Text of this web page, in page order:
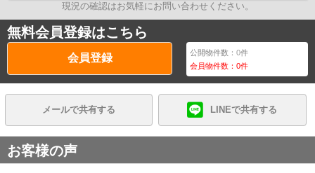
現況の確認はお気軽にお問い合わせください。
無料会員登録はこちら
会員登録 公開物件数：0件
会員物件数：0件
メールで共有する LINEで共有する
お客様の声